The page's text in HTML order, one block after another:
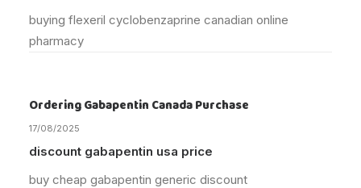
buying flexeril cyclobenzaprine canadian online
pharmacy
Ordering Gabapentin Canada Purchase
17/08/2025
discount gabapentin usa price
buy cheap gabapentin generic discount